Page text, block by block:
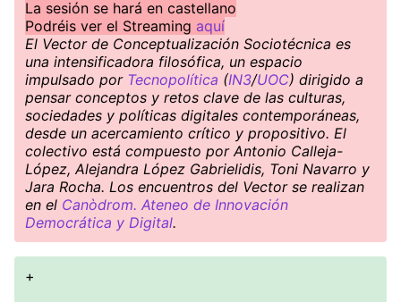
La sesión se hará en castellano
Podréis ver el Streaming aquí
El Vector de Conceptualización Sociotécnica es
una intensificadora filosófica, un espacio
impulsado por Tecnopolítica (IN3/UOC) dirigido a
pensar conceptos y retos clave de las culturas,
sociedades y políticas digitales contemporáneas,
desde un acercamiento crítico y propositivo. El
colectivo está compuesto por Antonio Calleja-
López, Alejandra López Gabrielidis, Toni Navarro y
Jara Rocha. Los encuentros del Vector se realizan
en el Canòdrom. Ateneo de Innovación
Democrática y Digital.
+